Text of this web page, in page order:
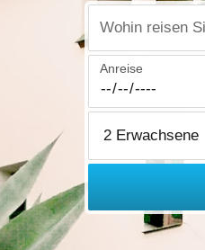
Wohin reisen Sie?
Anreise